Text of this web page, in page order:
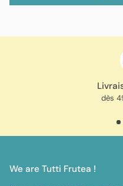
dès
We are Tutti Frutea !